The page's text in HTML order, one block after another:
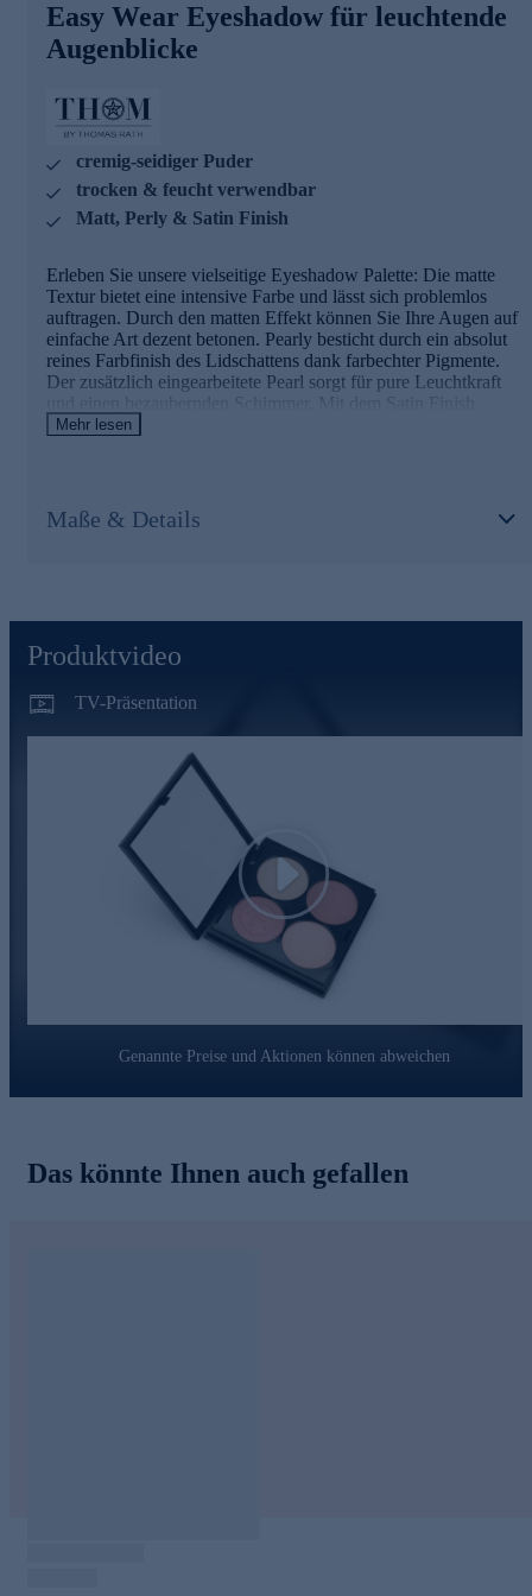
Lidfalte.
Betonen Sie Ihre Augen mit schimmernden Highlights -
Easy Wear Eyeshadow für leuchtende
Augenblicke
cremig-seidiger Puder
trocken & feucht verwendbar
Matt, Perly & Satin Finish
Erleben Sie unsere vielseitige Eyeshadow Palette: Die matte
Textur bietet eine intensive Farbe und lässt sich problemlos
auftragen. Durch den matten Effekt können Sie Ihre Augen auf
einfache Art dezent betonen. Pearly besticht durch ein absolut
reines Farbfinish des Lidschattens dank farbechter Pigmente.
Der zusätzlich eingearbeitete Pearl sorgt für pure Leuchtkraft
und einen bezaubernden Schimmer. Mit dem Satin Finish
zaubern Sie zusätzliche Lichtreflexe und Schimmer. Unsere
erzielen bereits beim ersten Auftrag eine hohe Deckkraft durch
die besonders hohe Pigmentierung. Dabei hinterlassen sie keine
gleich heute noch online bestellen.
Mehr lesen
Maße & Details
Produktvideo
TV-Präsentation
Play
Genannte Preise und Aktionen können abweichen
Das könnte Ihnen auch gefallen